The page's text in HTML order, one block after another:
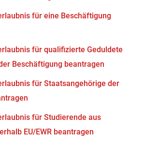
für eine Beschäftigung
für qualifizierte Geduldete
Beschäftigung beantragen
für Staatsangehörige der
für Studierende aus
EU/EWR beantragen